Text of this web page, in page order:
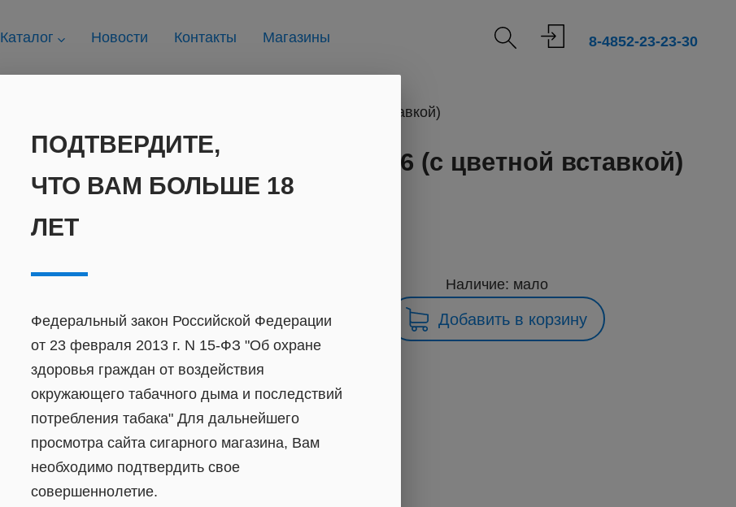
Каталог Новости Контакты Магазины 8-4852-23-23-30
Шланг МИЯ H656 (с цветной вставкой)
Шланг МИЯ H656 (с цветной вставкой)
Артикул : 2000049560013
Наличие: мало
Добавить в корзину
ПОДТВЕРДИТЕ,
ЧТО ВАМ БОЛЬШЕ 18
ЛЕТ
Федеральный закон Российской Федерации
от 23 февраля 2013 г. N 15-ФЗ "Об охране
здоровья граждан от воздействия
окружающего табачного дыма и последствий
потребления табака" Для дальнейшего
просмотра сайта сигарного магазина, Вам
необходимо подтвердить свое
совершеннолетие.